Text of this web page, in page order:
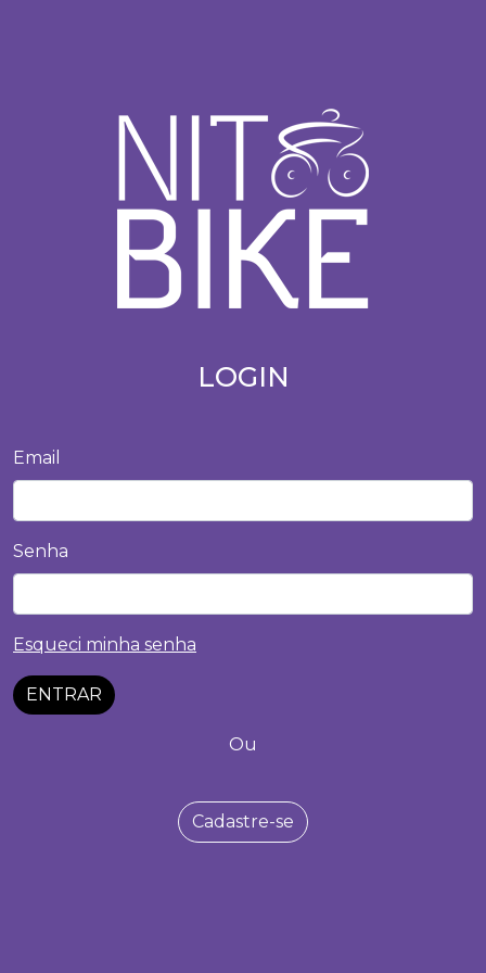
LOGIN
Email
Senha
Esqueci minha senha
ENTRAR
Ou
Cadastre-se